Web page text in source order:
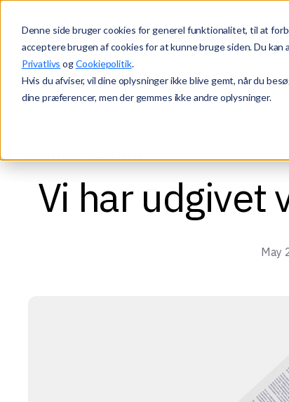
Denne side bruger cookies for generel funktionalitet, til at
acceptere brugen af cookies for at kunne bruge siden. Du
Privatlivs ogCookiepolitik.
Hvis du afviser, vil dine oplysninger ikke blive gemt, når du
dine præferencer, men der gemmes ikke andre oplysninger.
Forretningsområder Cases
Author:admin
Vi har udgivet
May